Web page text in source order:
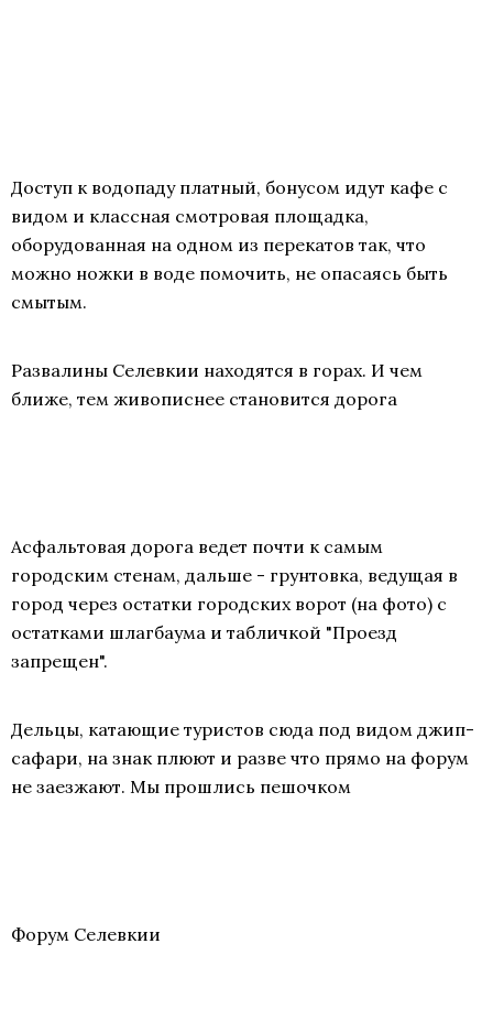
Доступ к водопаду платный, бонусом идут кафе с
видом и классная смотровая площадка,
оборудованная на одном из перекатов так, что
можно ножки в воде помочить, не опасаясь быть
смытым.
Развалины Селевкии находятся в горах. И чем
ближе, тем живописнее становится дорога
Асфальтовая дорога ведет почти к самым
городским стенам, дальше - грунтовка, ведущая в
город через остатки городских ворот (на фото) с
остатками шлагбаума и табличкой "Проезд
запрещен".
Дельцы, катающие туристов сюда под видом джип-
сафари, на знак плюют и разве что прямо на форум
не заезжают. Мы прошлись пешочком
Форум Селевкии